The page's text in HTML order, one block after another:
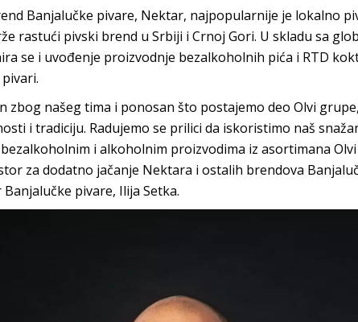
Banjalučke pivare, Nektar, najpopularnije je lokalno
rastući pivski brend u Srbiji i Crnoj Gori. U skladu sa
se i uvođenje proizvodnje bezalkoholnih pića i RTD
zbog našeg tima i ponosan što postajemo deo Olvi
i tradiciju. Radujemo se prilici da iskoristimo naš
i alkoholnim proizvodima iz asortimana Olvi
za dodatno jačanje Nektara i ostalih brendova
pivare, Ilija Setka.